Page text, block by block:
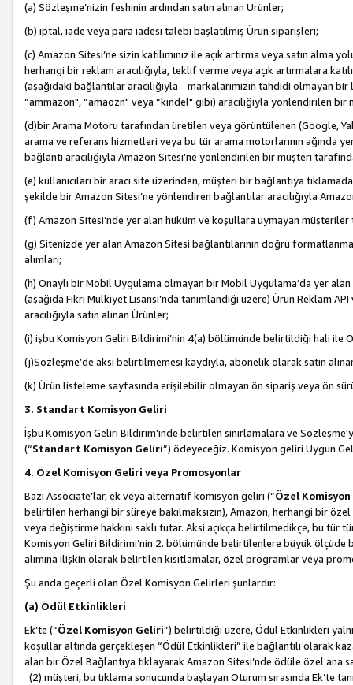
(a) Sözleşme’nizin feshinin ardından satın alınan Ürünler;
(b) iptal, iade veya para iadesi talebi başlatılmış Ürün siparişleri;
(c) Amazon Sitesi’ne sizin katılımınız ile açık artırma veya satın alma
herhangi bir reklam aracılığıyla, teklif verme veya açık artırmalara
(aşağıdaki bağlantılar aracılığıyla markalarımızın tahdidi olmayan
“ammazon", “amaozn" veya “kindel" gibi) aracılığıyla yönlendirilen
(d)bir Arama Motoru tarafından üretilen veya görüntülenen (Google,
arama ve referans hizmetleri veya bu tür arama motorlarının ağında
bağlantı aracılığıyla Amazon Sitesi’ne yönlendirilen bir müşteri
(e) kullanıcıları bir aracı site üzerinden, müşteri bir bağlantıya
şekilde bir Amazon Sitesi’ne yönlendiren bağlantılar aracılığıyla
(f) Amazon Sitesi’nde yer alan hüküm ve koşullara uymayan müşteriler
(g) Sitenizde yer alan Amazon Sitesi bağlantılarının doğru
alımları;
(h) Onaylı bir Mobil Uygulama olmayan bir Mobil Uygulama’da yer
(aşağıda Fikri Mülkiyet Lisansı’nda tanımlandığı üzere) Ürün Reklam
aracılığıyla satın alınan Ürünler;
(i) işbu Komisyon Geliri Bildirimi’nin 4(a) bölümünde belirtildiği hali ile
(j)Sözleşme’de aksi belirtilmemesi kaydıyla, abonelik olarak satın
(k) Ürün listeleme sayfasında erişilebilir olmayan ön sipariş veya ön
3. Standart Komisyon Geliri
İşbu Komisyon Geliri Bildirim’inde belirtilen sınırlamalara ve
(“Standart Komisyon Geliri”) ödeyeceğiz. Komisyon geliri Uygun
4. Özel Komisyon Geliri veya Promosyonlar
Bazı Associate’lar, ek veya alternatif komisyon geliri (“Özel
belirtilen herhangi bir süreye bakılmaksızın), Amazon, herhangi bir
veya değiştirme hakkını saklı tutar. Aksi açıkça belirtilmedikçe, bu tür
Komisyon Geliri Bildirimi’nin 2. bölümünde belirtilenlere büyük ölçüde
alımına ilişkin olarak belirtilen kısıtlamalar, özel programlar veya
Şu anda geçerli olan Özel Komisyon Gelirleri şunlardır:
(a) Ödül Etkinlikleri
Ek’te (“Özel Komisyon Geliri”) belirtildiği üzere, Ödül Etkinlikleri
koşullar altında gerçekleşen “Ödül Etkinlikleri” ile bağlantılı olarak
alan bir Özel Bağlantıya tıklayarak Amazon Sitesi’nde ödüle özel ana
(2) müşteri, bu tıklama sonucunda başlayan Oturum sırasında Ek’te